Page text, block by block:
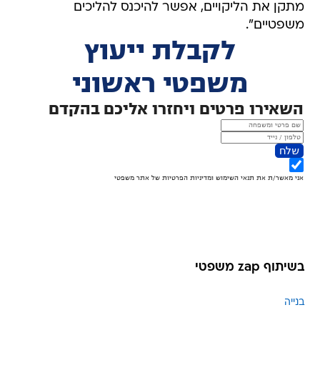
מתקן את הליקויים, אפשר להיכנס להליכים
משפטיים".
בשיתוף zap משפטי
בנייה